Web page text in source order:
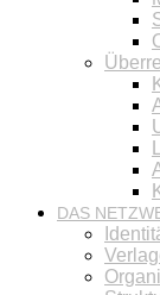
DAS